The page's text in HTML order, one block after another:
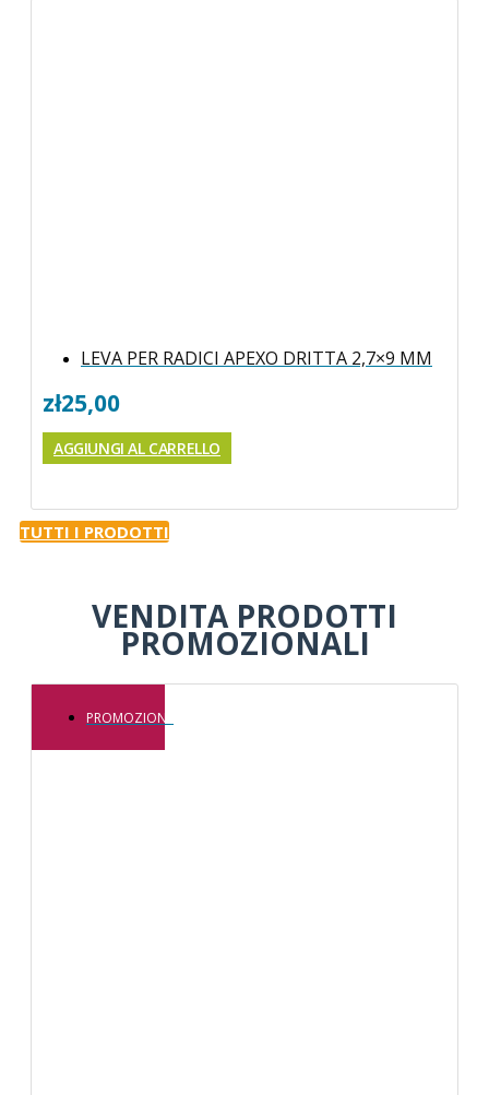
LEVA PER RADICI APEXO DRITTA 2,7×9 MM
zł25,00
AGGIUNGI AL CARRELLO
TUTTI I PRODOTTI
VENDITA PRODOTTI
PROMOZIONALI
PROMOZIONE